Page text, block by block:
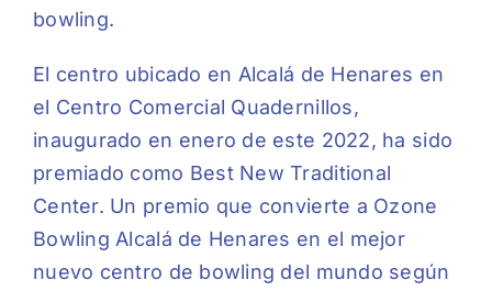
bowling.
El centro ubicado en Alcalá de Henares en
el Centro Comercial Quadernillos,
inaugurado en enero de este 2022, ha sido
premiado como Best New Traditional
Center. Un premio que convierte a Ozone
Bowling Alcalá de Henares en el mejor
nuevo centro de bowling del mundo según